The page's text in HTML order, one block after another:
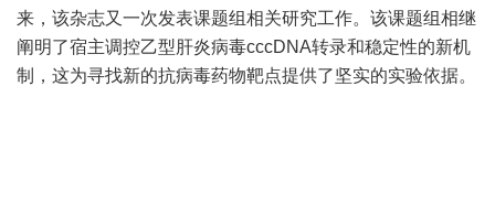
来，该杂志又一次发表课题组相关研究工作。该课题组相继
阐明了宿主调控乙型肝炎病毒cccDNA转录和稳定性的新机
制，这为寻找新的抗病毒药物靶点提供了坚实的实验依据。